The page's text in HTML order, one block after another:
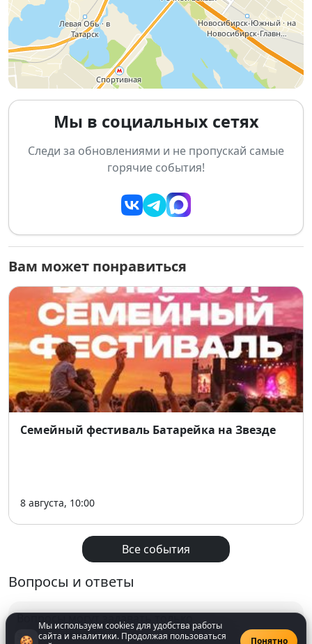
Диджей-сет для яркой вечерней атмосферы.
Интерактивные площадки, творческие
мастерские и выставки.
Возможность заявить о себе: петь, танцевать,
читать, удивлять публику своими талантами.
О проекте:
«Голос города» — пространство для уличной
культуры, где каждый артист, будь то музыкант,
танцор, чтец, диджей или фокусник, может показать
своё творчество широкой аудитории. Летние
площадки по всему городу позволили сотням
участников выступить и проявить себя. Финал —
кульминация всех летних событий, где творчество
встречается с драйвом и атмосферой праздника.
Завершим лето ярким аккордом вместе!
Мы в социальных сетях
Следи за обновлениями и не пропускай самые
горячие события!
Вам может понравиться
Семейный фестиваль Батарейка на Звезде
8 августа, 10:00
Все события
Вопросы и ответы
Вопросы могут задавать только
зарегистрированнныепользователи
Мы используем cookies для удобства работы
сайта и аналитики. Продолжая пользоваться
Понятно